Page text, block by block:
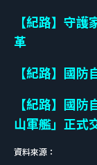
【紀路】守
革
【紀路】國
【紀路】國
山軍艦」正式
資料來源：